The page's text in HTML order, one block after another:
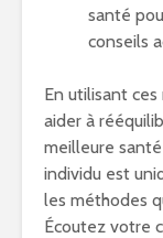
santé
conseils
En utilisant
aider à
meilleure santé
individu est
les méthodes
Écoutez votre